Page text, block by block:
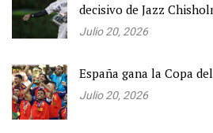
decisivo de Jazz
Julio 20, 2026
España gana la Copa
Julio 20, 2026